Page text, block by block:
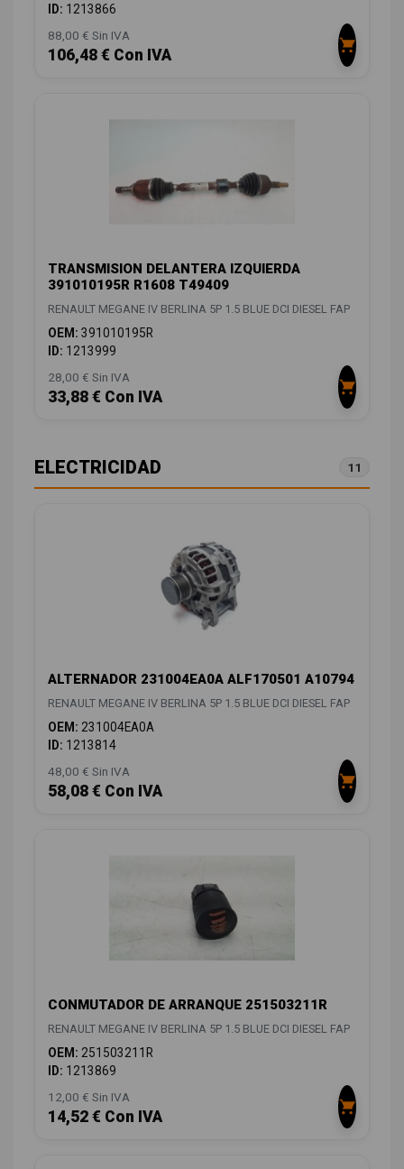
ID: 1213866
88,00 € Sin IVA
106,48 € Con IVA
TRANSMISION DELANTERA IZQUIERDA
391010195R R1608 T49409
RENAULT MEGANE IV BERLINA 5P 1.5 BLUE DCI DIESEL FAP
OEM: 391010195R
ID: 1213999
28,00 € Sin IVA
33,88 € Con IVA
ELECTRICIDAD 11
ALTERNADOR 231004EA0A ALF170501 A10794
RENAULT MEGANE IV BERLINA 5P 1.5 BLUE DCI DIESEL FAP
OEM: 231004EA0A
ID: 1213814
48,00 € Sin IVA
58,08 € Con IVA
CONMUTADOR DE ARRANQUE 251503211R
RENAULT MEGANE IV BERLINA 5P 1.5 BLUE DCI DIESEL FAP
OEM: 251503211R
ID: 1213869
12,00 € Sin IVA
14,52 € Con IVA